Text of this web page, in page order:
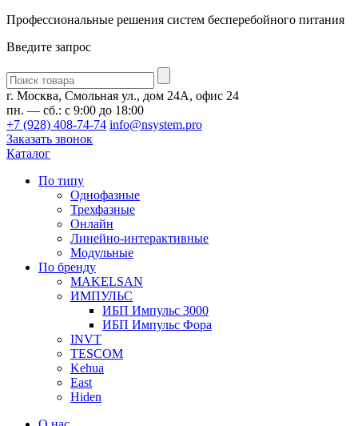
Профессиональные решения систем бесперебойного питания
Введите запрос
Введите
запрос
г. Москва, Смольная ул., дом 24А, офис 24
пн. — сб.: с 9:00 до 18:00
+7 (928) 408-74-74 info@nsystem.pro
Заказать звонок
Каталог
По типу
Однофазные
Трехфазные
Онлайн
Линейно-интерактивные
Модульные
По бренду
MAKELSAN
ИМПУЛЬС
ИБП Импульс 3000
ИБП Импульс Фора
INVT
TESCOM
Kehua
East
Hiden